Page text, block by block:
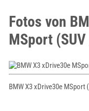
Fotos von
MSport
BMW X3 xDrive30e MSport